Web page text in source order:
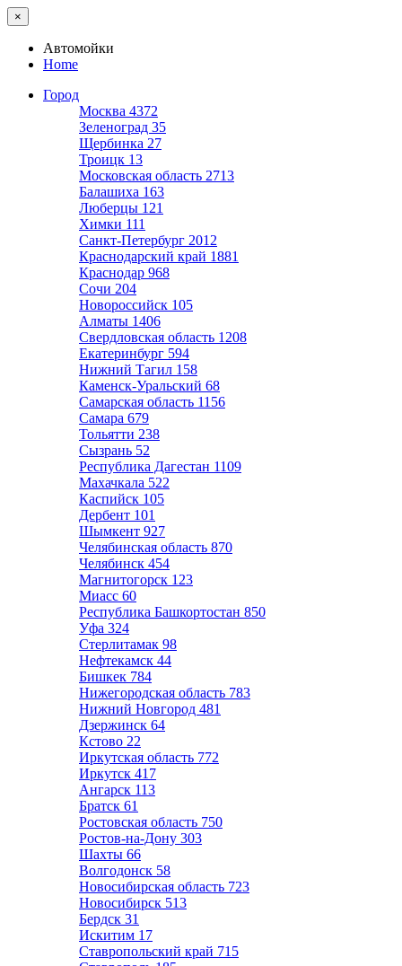
×
Автомойки
Home
Город
Москва 4372
Зеленоград 35
Щербинка 27
Троицк 13
Московская область 2713
Балашиха 163
Люберцы 121
Химки 111
Санкт-Петербург 2012
Краснодарский край 1881
Краснодар 968
Сочи 204
Новороссийск 105
Алматы 1406
Свердловская область 1208
Екатеринбург 594
Нижний Тагил 158
Каменск-Уральский 68
Самарская область 1156
Самара 679
Тольятти 238
Сызрань 52
Республика Дагестан 1109
Махачкала 522
Каспийск 105
Дербент 101
Шымкент 927
Челябинская область 870
Челябинск 454
Магнитогорск 123
Миасс 60
Республика Башкортостан 850
Уфа 324
Стерлитамак 98
Нефтекамск 44
Бишкек 784
Нижегородская область 783
Нижний Новгород 481
Дзержинск 64
Кстово 22
Иркутская область 772
Иркутск 417
Ангарск 113
Братск 61
Ростовская область 750
Ростов-на-Дону 303
Шахты 66
Волгодонск 58
Новосибирская область 723
Новосибирск 513
Бердск 31
Искитим 17
Ставропольский край 715